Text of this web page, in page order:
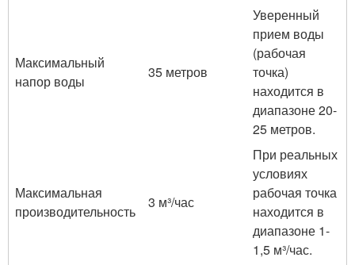
Максимальный
напор воды
35 метров
Уверенный
прием воды
(рабочая
точка)
находится в
диапазоне 20-
25 метров.
Максимальная
производительность
3 м³/час
При реальных
условиях
рабочая точка
находится в
диапазоне 1-
1,5 м³/час.